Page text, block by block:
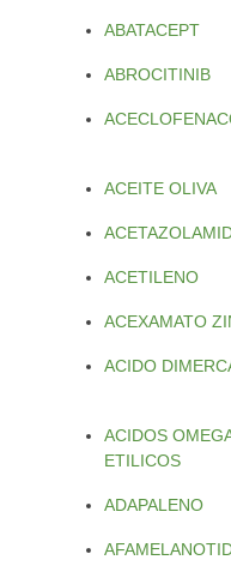
ABATACEPT
ABROCITINIB
ACEITE OLIVA
ACETILENO
ACEXAMATO
ACIDO
ACIDOS
ETILICOS
ADAPALENO